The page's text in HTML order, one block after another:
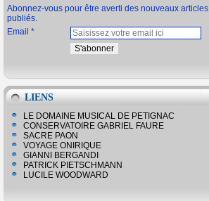
Abonnez-vous pour être averti des nouveaux articles
publiés.
Email
LIENS
LE DOMAINE MUSICAL DE PETIGNAC
CONSERVATOIRE GABRIEL FAURE
SACRE PAON
VOYAGE ONIRIQUE
GIANNI BERGANDI
PATRICK PIETSCHMANN
LUCILE WOODWARD